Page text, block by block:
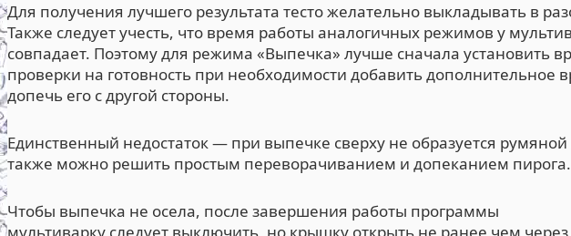
Для получения лучшего результата тесто желательно выкладывать в
Также следует учесть, что время работы аналогичных режимов у
совпадает. Поэтому для режима «Выпечка» лучше сначала установить
проверки на готовность при необходимости добавить дополнительное
допечь его с другой стороны.
Единственный недостаток — при выпечке сверху не образуется
также можно решить простым переворачиванием и допеканием пирога.
Чтобы выпечка не осела, после завершения работы программы